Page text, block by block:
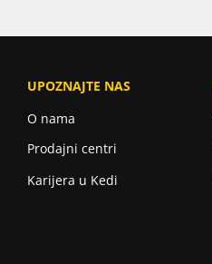
UPOZNAJTE NAS
O nama
Prodajni centri
Karijera u Kedi